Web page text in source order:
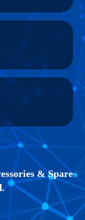
& Spare